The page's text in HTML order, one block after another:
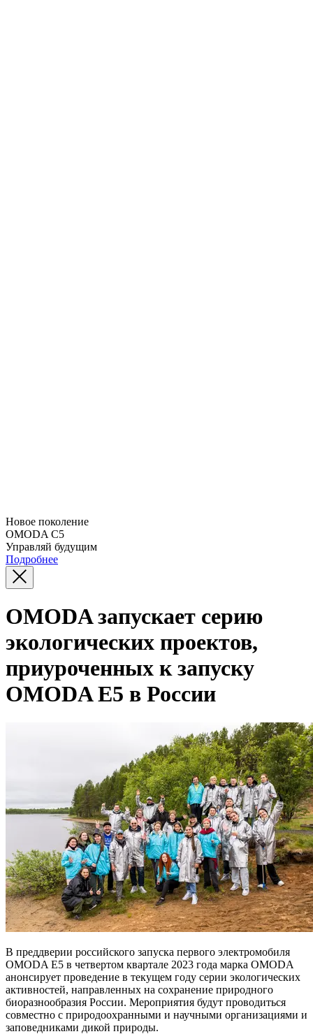
Новое поколение
OMODA C5
Управляй будущим
Подробнее
OMODA запускает серию
экологических проектов,
приуроченных к запуску
OMODA E5 в России
В преддверии российского запуска первого электромобиля
OMODA E5 в четвертом квартале 2023 года марка OMODA
анонсирует проведение в текущем году серии экологических
активностей, направленных на сохранение природного
биоразнообразия России. Мероприятия будут проводиться
совместно с природоохранными и научными организациями и
заповедниками дикой природы.